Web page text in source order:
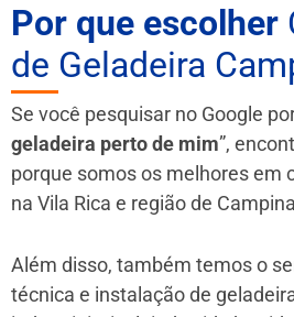
Por que escolher
de Geladeira
Se você pesquisar no Google
geladeira perto de mim”,
porque somos os melhores em
na Vila Rica e região de
Além disso, também temos o
técnica e instalação de